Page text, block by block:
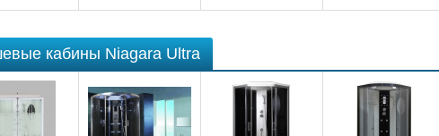
кабины Niagara Ultra